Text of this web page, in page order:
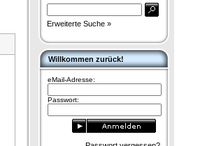
Erweiterte Suche »
Willkommen zurück!
eMail-Adresse:
Passwort: